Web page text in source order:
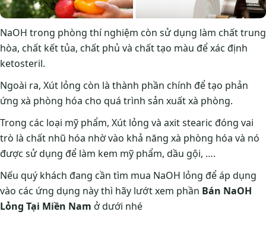
NaOH trong phòng thí nghiệm còn sử dụng làm chất trung
hòa, chất kết tủa, chất phủ và chất tạo màu để xác định
ketosteril.
Ngoài ra, Xút lỏng còn là thành phần chính để tạo phản
ứng xà phòng hóa cho quá trình sản xuất xà phòng.
Trong các loại mỹ phẩm, Xút lỏng và axit stearic đóng vai
trò là chất nhũ hóa nhờ vào khả năng xà phòng hóa và nó
được sử dụng để làm kem mỹ phẩm, dầu gội, ….
Nếu quý khách đang cần tìm mua NaOH lỏng để áp dụng
vào các ứng dụng này thì hãy lướt xem phần Bán NaOH
Lỏng Tại Miền Nam ở dưới nhé